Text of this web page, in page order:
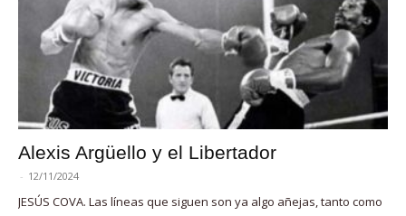
Alexis Argüello y el Libertador
- 12/11/2024
JESÚS COVA. Las líneas que siguen son ya algo añejas, tanto como